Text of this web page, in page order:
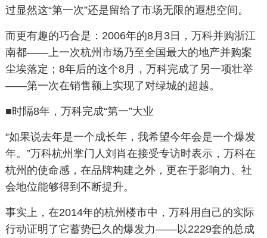
过显然这“第一次”还是留给了市场无限的遐想空间。
而更有趣的巧合是：2006年的8月3日，万科并购浙江
南都——上一次杭州市场乃至全国最大的地产并购案
尘埃落定；8年后的这个8月，万科完成了另一项壮举
——第一次在销售额上实现了对绿城的超越。
■时隔8年，万科完成“第一”大业
“如果说去年是一个成长年，我希望今年会是一个爆发
年。”万科杭州掌门人刘肖在接受专访时表示，万科在
杭州的使命感，在品牌构建之外，更在于影响力、社
会地位能够得到不断提升。
事实上，在2014年的杭州楼市中，万科用自己的实际
行动证明了它蓄势已久的爆发力——以2229套的总成